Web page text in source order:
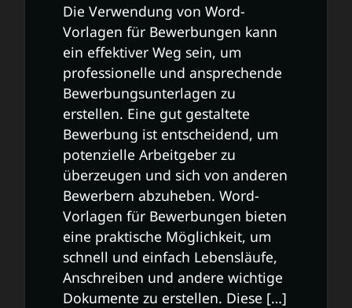
Die Verwendung von Word-
Vorlagen für Bewerbungen kann
ein effektiver Weg sein, um
professionelle und ansprechende
Bewerbungsunterlagen zu
erstellen. Eine gut gestaltete
Bewerbung ist entscheidend, um
potenzielle Arbeitgeber zu
überzeugen und sich von anderen
Bewerbern abzuheben. Word-
Vorlagen für Bewerbungen bieten
eine praktische Möglichkeit, um
schnell und einfach Lebensläufe,
Anschreiben und andere wichtige
Dokumente zu erstellen. Diese […]